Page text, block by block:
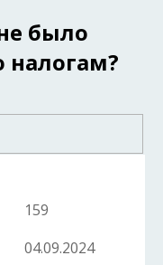
было
налогам?
159
04.09.2024